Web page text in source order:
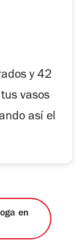
y 42
vasos
así el
en